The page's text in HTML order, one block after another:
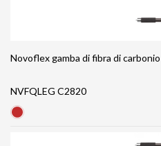
Novoflex gamba di fibra di
NVFQLEG C2820